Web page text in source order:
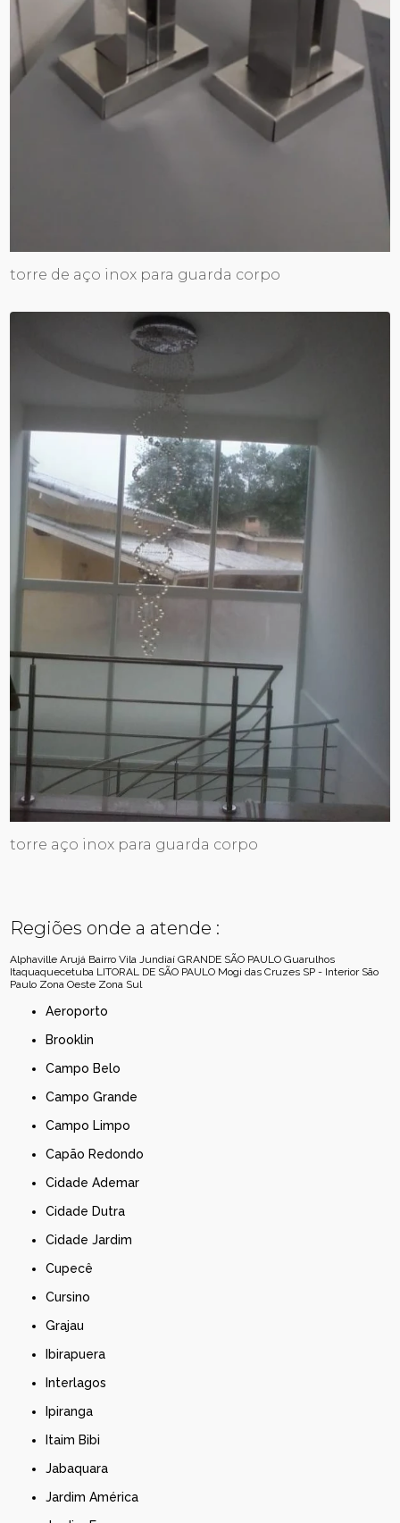
torre de aço inox para guarda corpo
torre aço inox para guarda corpo
Regiões onde a atende :
Alphaville Arujá Bairro Vila Jundiaí GRANDE SÃO PAULO Guarulhos
Itaquaquecetuba LITORAL DE SÃO PAULO Mogi das Cruzes SP - Interior São
Paulo Zona Oeste Zona Sul
Aeroporto
Brooklin
Campo Belo
Campo Grande
Campo Limpo
Capão Redondo
Cidade Ademar
Cidade Dutra
Cidade Jardim
Cupecê
Cursino
Grajau
Ibirapuera
Interlagos
Ipiranga
Itaim Bibi
Jabaquara
Jardim América